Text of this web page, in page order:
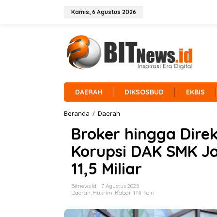
Kamis, 6 Agustus 2026
DAERAH DIKSOSBUD EKBIS
Beranda / Daerah
e
r
h
i
n
g
a
Broker hingga
Korupsi DAK SMK
11,5 Miliar
Bitnews.id
7 Agustus 2025
Daerah, Hukrim, Kabar TNI-Polri